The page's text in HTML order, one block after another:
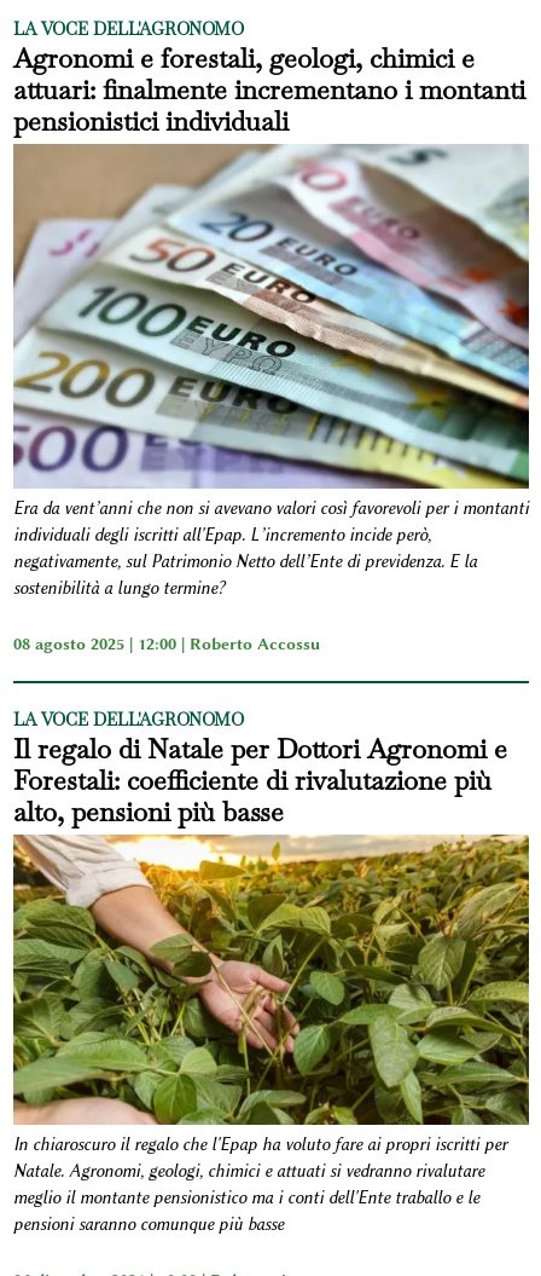
LA VOCE DELL'AGRONOMO
Agronomi e forestali, geologi, chimici e
attuari: finalmente incrementano i montanti
pensionistici individuali
Era da vent’anni che non si avevano valori così favorevoli per i montanti
individuali degli iscritti all'Epap. L’incremento incide però,
negativamente, sul Patrimonio Netto dell’Ente di previdenza. E la
sostenibilità a lungo termine?
08 agosto 2025 | 12:00 | Roberto Accossu
LA VOCE DELL'AGRONOMO
Il regalo di Natale per Dottori Agronomi e
Forestali: coefficiente di rivalutazione più
alto, pensioni più basse
In chiaroscuro il regalo che l'Epap ha voluto fare ai propri iscritti per
Natale. Agronomi, geologi, chimici e attuati si vedranno rivalutare
meglio il montante pensionistico ma i conti dell'Ente traballo e le
pensioni saranno comunque più basse